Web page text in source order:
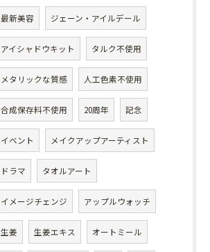
最新美容 ジェーン・アイルデール
アイシャドウキット タルク不使用
メタリックな質感 人工色素不使用
合成保存料不使用 20周年 記念
イベント メイクアップアーティスト
ドラマ タオルアート
イメージチェンジ アップルウォッチ
生姜 生姜エキス オートミール